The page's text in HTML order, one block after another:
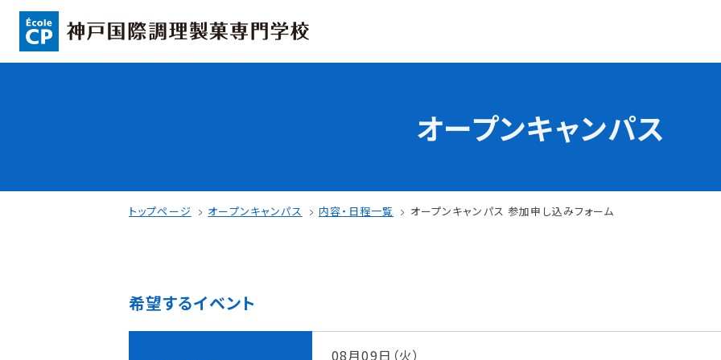
ここから始まる私の未来
日本全国から集まる学生たち
指定校推薦入試
一般入試
学校の特長
サマーチャレンジ実習
オープンキャンパス
トップページ オープンキャンパス 内容・日程一覧 オープンキャンパス 参加申し込みフォーム
希望するイベント
08月09日（火）